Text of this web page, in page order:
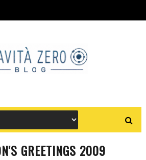
GREETINGS 2009